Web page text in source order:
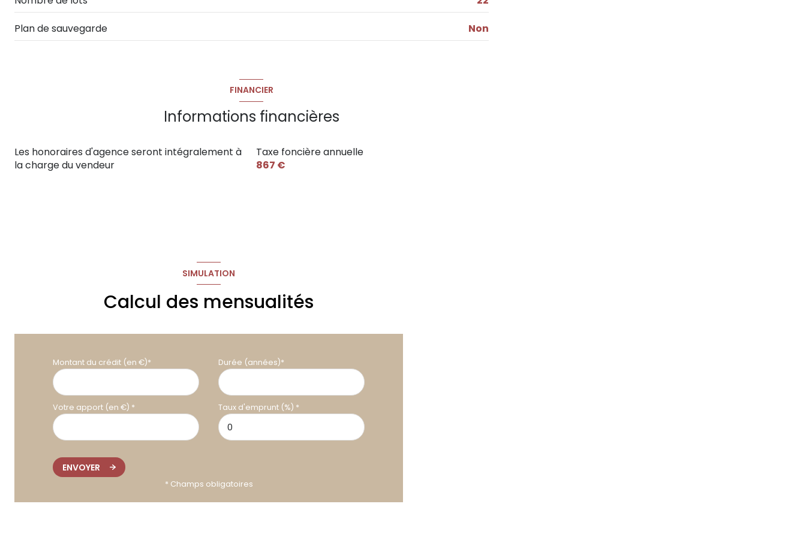
Plan de sauvegarde Non
FINANCIER
Informations financières
Les honoraires d'agence seront intégralement à
la charge du vendeur
Taxe foncière annuelle
867 €
SIMULATION
Calcul des mensualités
Montant du crédit (en €)* Durée (années)*
Votre apport (en €) * Taux d'emprunt (%) *
ENVOYER
* Champs obligatoires